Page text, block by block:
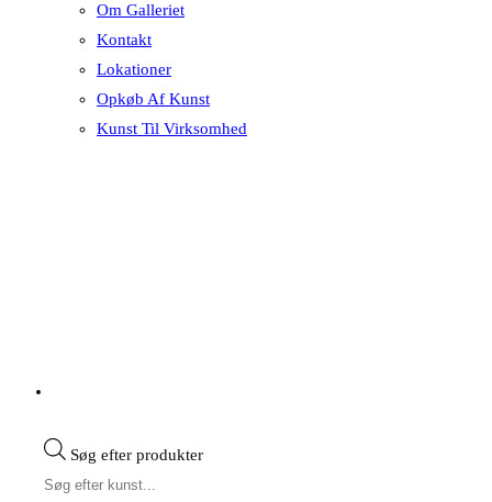
Om Galleriet
Kontakt
Lokationer
Opkøb Af Kunst
Kunst Til Virksomhed
Søg efter produkter